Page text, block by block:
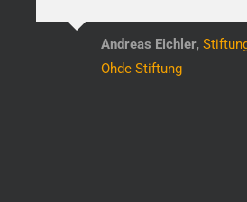
Andreas Eichler,
Ohde Stiftung